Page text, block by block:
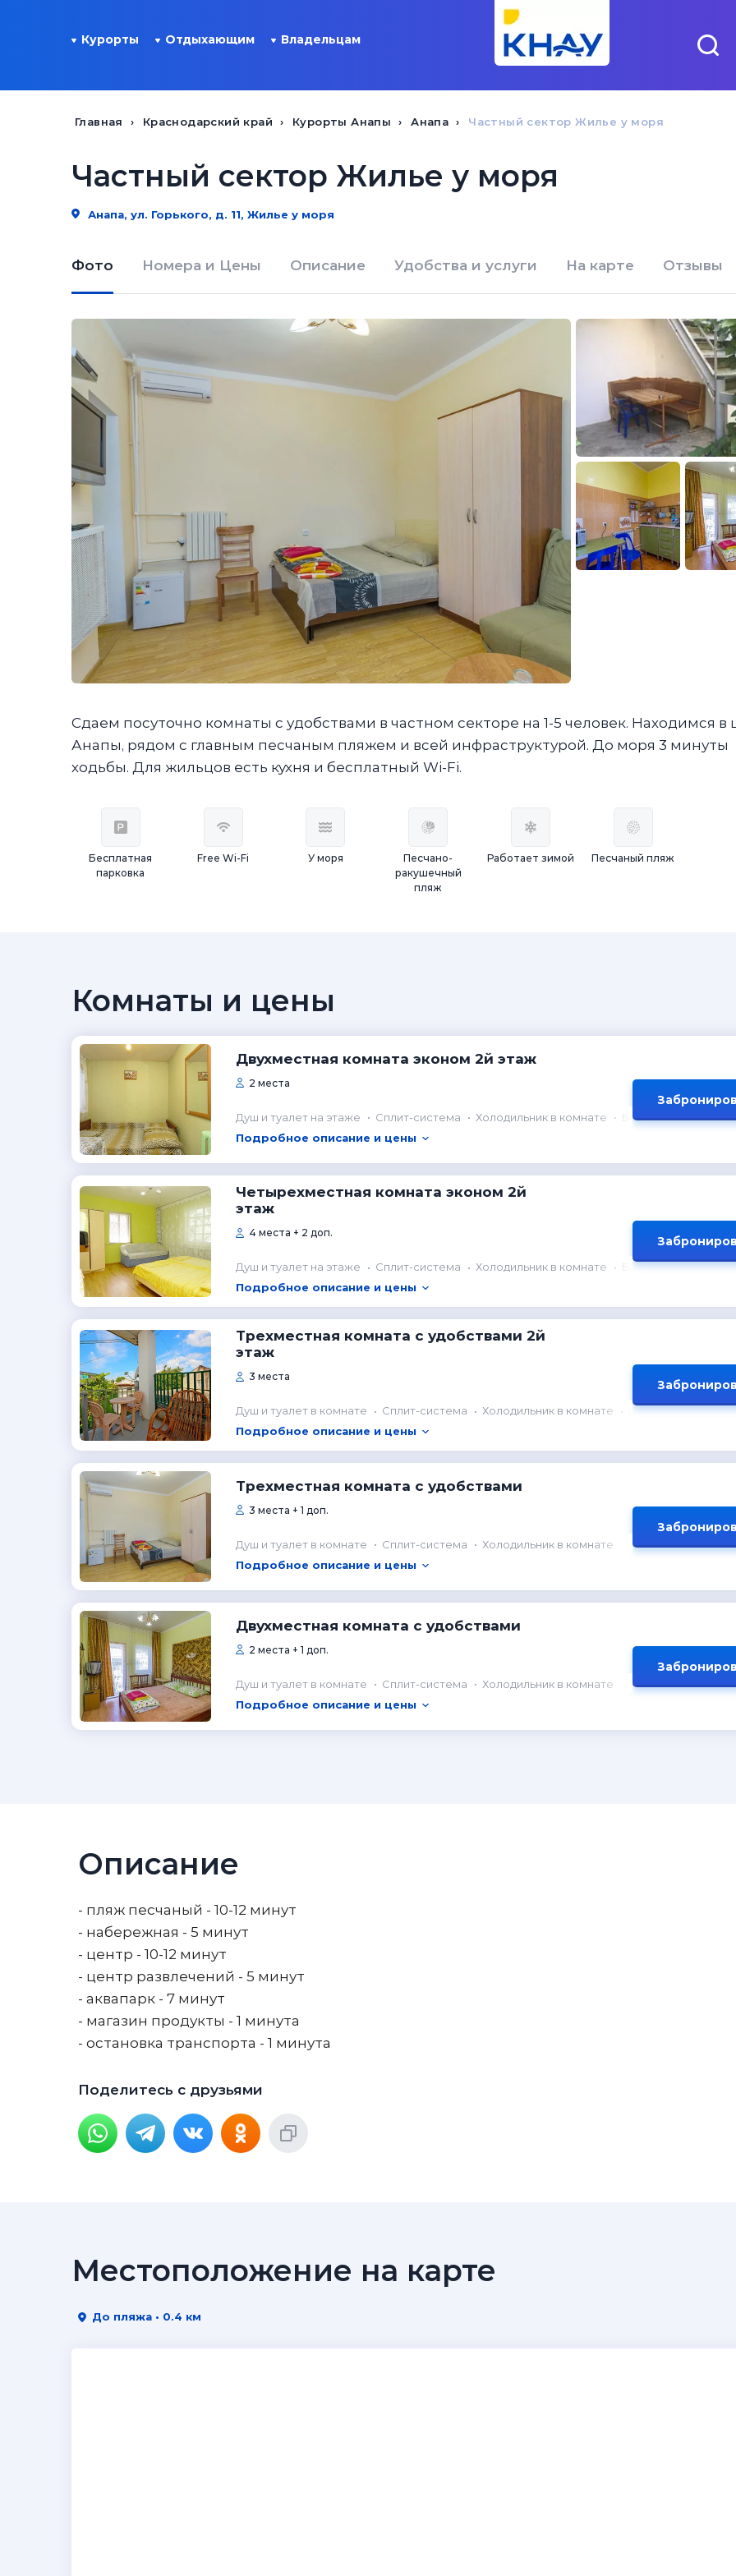
Курорты Отдыхающим Владельцам
Главная Краснодарский край Курорты Анапы Анапа Частный сектор Жилье у моря
Частный сектор Жилье у моря
Анапа, ул. Горького, д. 11, Жилье у моря
Фото Номера и Цены Описание Удобства и услуги На карте Отзывы
Сдаем посуточно комнаты с удобствами в частном секторе на 1-5 человек. Находимся в
Анапы, рядом с главным песчаным пляжем и всей инфраструктурой. До моря 3 минуты
ходьбы. Для жильцов есть кухня и бесплатный Wi-Fi.
Бесплатная
парковка
Free Wi-Fi У моря
Песчано-
ракушечный
пляж
Работает зимой Песчаный пляж
Комнаты и цены
Двухместная комната эконом 2й этаж
2 места
Душ и туалет на этаже Сплит-система Холодильник в комнате
Балкон
Подробное описание и цены
Четырехместная комната эконом 2й
этаж
4 места + 2 доп.
Душ и туалет на этаже Сплит-система Холодильник в комнате
Балкон
Подробное описание и цены
Трехместная комната с удобствами 2й
этаж
3 места
Душ и туалет в комнате Сплит-система Холодильник в комнате
Балкон
Подробное описание и цены
Трехместная комната с удобствами
3 места + 1 доп.
Душ и туалет в комнате Сплит-система
Холодильник в комнате
Подробное описание и цены
Двухместная комната с удобствами
2 места + 1 доп.
Душ и туалет в комнате Сплит-система
Холодильник в комнате
Подробное описание и цены
Описание
- пляж песчаный - 10-12 минут
- набережная - 5 минут
- центр - 10-12 минут
- центр развлечений - 5 минут
- аквапарк - 7 минут
- магазин продукты - 1 минута
- остановка транспорта - 1 минута
Поделитесь с друзьями
Местоположение на карте
До пляжа • 0.4 км